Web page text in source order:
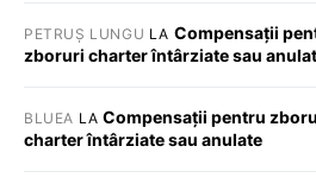
PETRUȘ LUNGU LA Compensații
zboruri charter întârziate sau
BLUEA LACompensații pentru
charter întârziate sau anulate